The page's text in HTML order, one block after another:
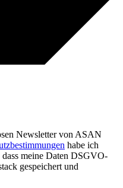
Newsletter von ASAN
habe ich
dass meine Daten DSGVO-
gespeichert und